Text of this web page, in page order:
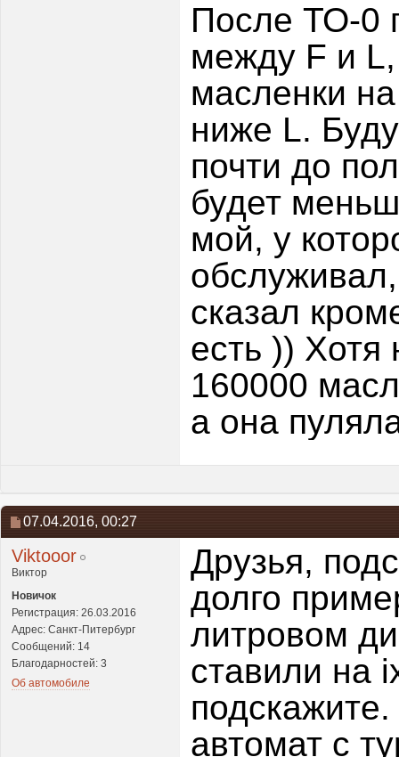
После ТО-0
между F и
масленки
ниже L.
почти до
будет
мой, у
сказал
есть ))
160000
а она
07.04.2016, 00:27
Viktooor
Виктор
Новичок
Регистрация: 26.03.2016
Адрес: Санкт-Питербург
Сообщений: 14
Благодарностей: 3
Об автомобиле
Друзья,
долго
литровом
ставили на
автомат с